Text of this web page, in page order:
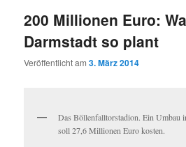
200 Millionen Euro:
Darmstadt so plant
Veröffentlicht am3. März 2014
Das Böllenfalltorstadion. Ein Umbau
soll 27,6 Millionen Euro kosten.